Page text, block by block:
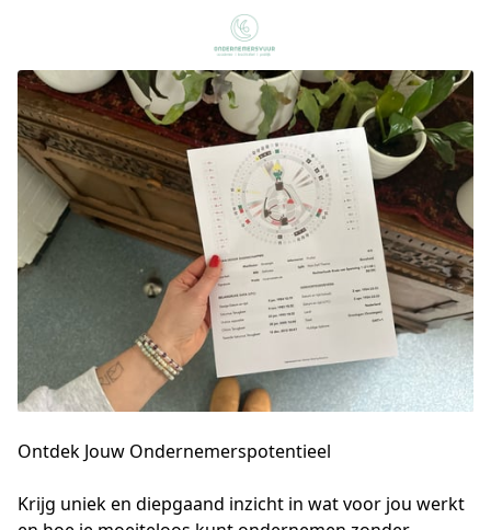
Ontdek Jouw Ondernemerspotentieel
Krijg uniek en diepgaand inzicht in wat voor jou werkt